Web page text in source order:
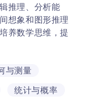
推理、分析能
想象和图形推理
养数学思维，提
与测量
统计与概率